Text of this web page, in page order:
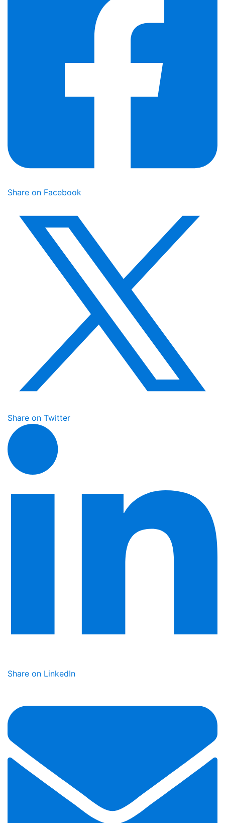
Share on Facebook
Share on Twitter
Share on LinkedIn